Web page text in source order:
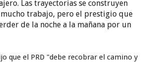
Las trayectorias se construyen
trabajo, pero el prestigio que
de la noche a la mañana por un
que el PRD "debe recobrar el camino y